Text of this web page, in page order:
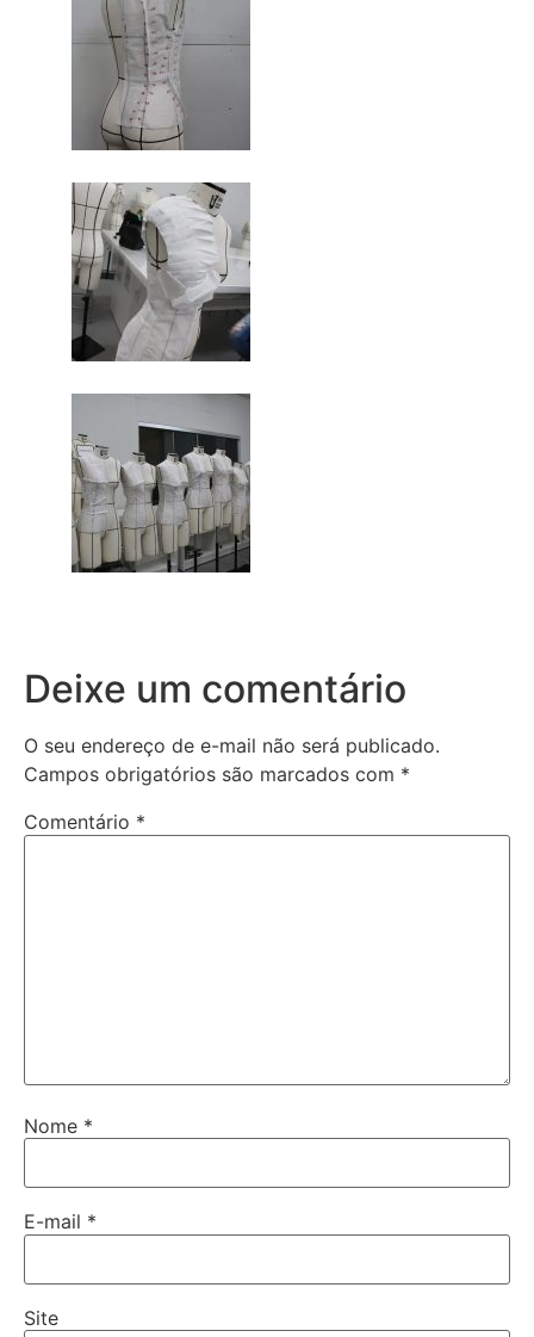
Deixe um comentário
O seu endereço de e-mail não será publicado.
Campos obrigatórios são marcados com *
Comentário *
Nome *
E-mail *
Site